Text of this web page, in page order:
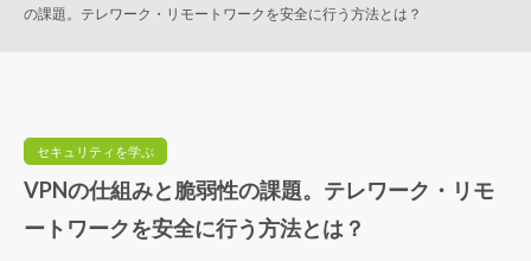
の課題。テレワーク・リモートワークを安全に行う方法とは？
セキュリティを学ぶ
VPNの仕組みと脆弱性の課題。テレワーク・リモ
ートワークを安全に行う方法とは？